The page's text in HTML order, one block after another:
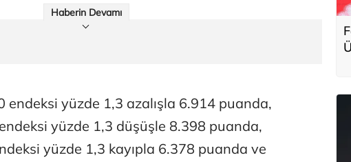
Haberin Devamı
endeksi yüzde 1,3 azalışla 6.914 puanda,
yüzde 1,3 düşüşle 8.398 puanda,
yüzde 1,3 kayıpla 6.378 puanda ve